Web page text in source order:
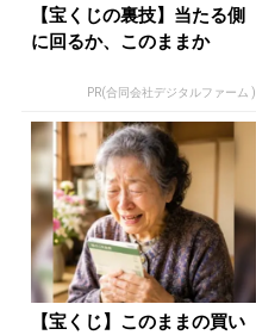
【宝くじの裏技】当たる側
に回るか、このままか
PR(合同会社デジタルファーム )
【宝くじ】このままの買い